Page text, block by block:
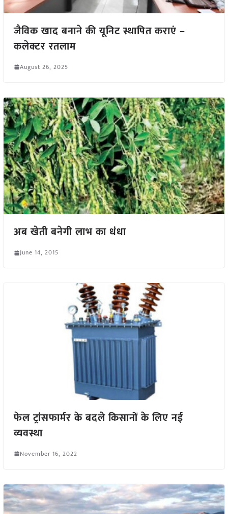
जैविक खाद बनाने की यूनिट स्थापित कराएं –
कलेक्टर रतलाम
August 26, 2025
अब खेती बनेगी लाभ का धंधा
June 14, 2015
फेल ट्रांसफार्मर के बदले किसानों के लिए नई
व्यवस्था
November 16, 2022